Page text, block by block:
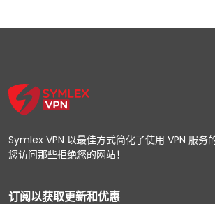
Symlex VPN 以最佳方式简化了使用 VPN 服务
您访问那些拒绝您的网站！
订阅以获取更新和优惠